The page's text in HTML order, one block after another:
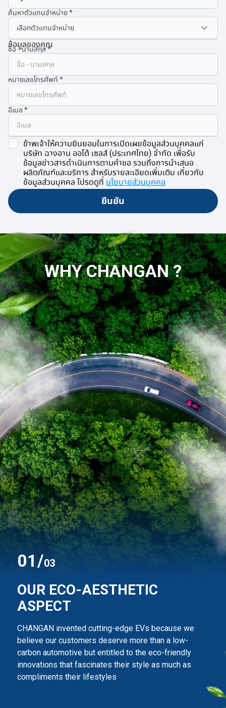
ค้นหาตัวแทนจำหน่าย
ข้อมูลของคุณ
ชื่อ - นามสกุล
หมายเลขโทรศัพท์
อีเมล
ข้าพเจ้าให้ความยินยอมในการเปิดเผยข้อมูลส่วนบุคคลแก่
บริษัท ฉางอาน ออโต้ เซลส์ (ประเทศไทย) จำกัด เพื่อรับ
ข้อมูลข่าวสารดำเนินการตามคำขอ รวมถึงการนำเสนอ
ผลิตภัณฑ์และบริการ สำหรับรายละเอียดเพิ่มเติม เกี่ยวกับ
ข้อมูลส่วนบุคคล โปรดดูที่ นโยบายส่วนบุคคล
ยืนยัน
WHY CHANGAN ?
01/03
OUR ECO-AESTHETIC
ASPECT
CHANGAN invented cutting-edge EVs because we
believe our customers deserve more than a low-
carbon automotive but entitled to the eco-friendly
innovations that fascinates their style as much as
compliments their lifestyles